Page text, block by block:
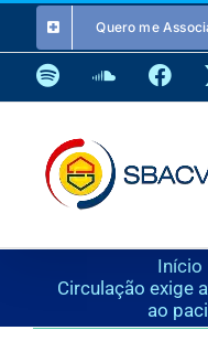
o
conteúdo
Quero me
Spotify
Início
Circulação exige
ao